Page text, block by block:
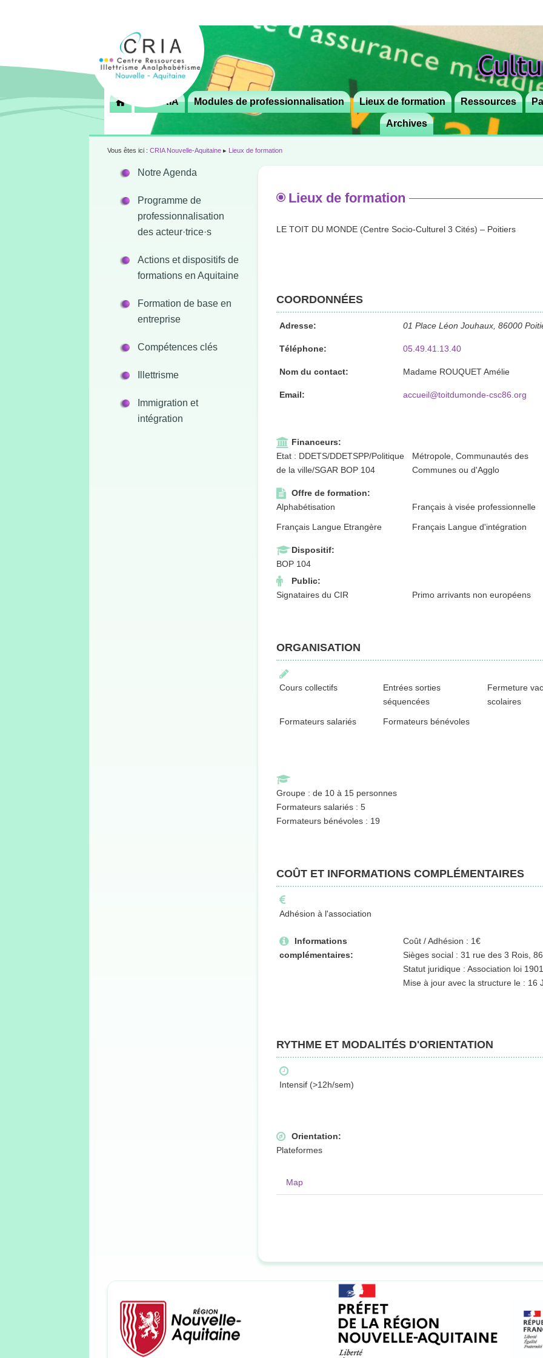
principal
Aller
contenu
 Le CRIA Modules de professionnalisation Lieux de formation Ressources
Archives
Vous êtes ici : CRIA Nouvelle-Aquitaine ▸ Lieux de formation
Notre Agenda
Programme de
professionnalisation
des acteur·trice·s
Actions et dispositifs de
formations en Aquitaine
Formation de base en
entreprise
Compétences clés
Illettrisme
Immigration et
intégration
Lieux de formation
LE TOIT DU MONDE (Centre Socio-Culturel 3 Cités) – Poitiers
COORDONNÉES
Adresse: 01 Place Léon Jouhaux, 86000
Téléphone: 05.49.41.13.40
Nom du contact: Madame ROUQUET Amélie
Email: accueil@toitdumonde-csc86.org
Financeurs:
Etat : DDETS/DDETSPP/Politique
de la ville/SGAR BOP 104
Métropole, Communautés des
Communes ou d'Agglo
Offre de formation:
Alphabétisation
Français à visée professionnelle
Français Langue Etrangère Français Langue d'intégration
Dispositif:
BOP 104
Public:
Signataires du CIR
Primo arrivants non européens
ORGANISATION
Cours collectifs
Entrées sorties
séquencées
Fermeture
scolaires
Formateurs salariés Formateurs bénévoles
Groupe : de 10 à 15 personnes
Formateurs salariés : 5
Formateurs bénévoles : 19
COÛT ET INFORMATIONS COMPLÉMENTAIRES
Adhésion à l'association
Informations
complémentaires:
Coût / Adhésion : 1€
Sièges social : 31 rue des 3 Rois,
Statut juridique : Association loi 1901
Mise à jour avec la structure le : 16
RYTHME ET MODALITÉS D'ORIENTATION
Intensif (>12h/sem)
Orientation:
Plateformes
Map